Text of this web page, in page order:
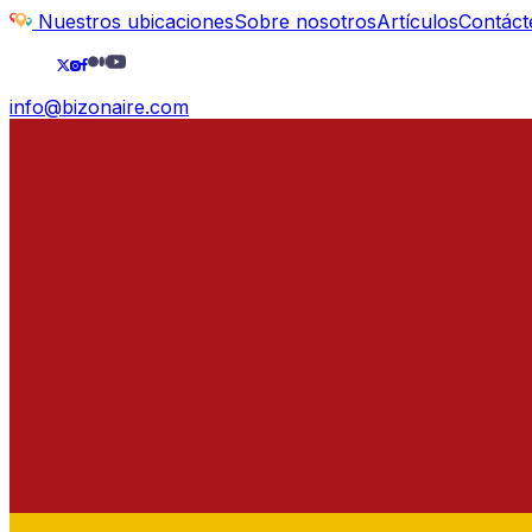
Nuestros ubicacionesSobre nosotrosArtículos
info@bizonaire.com